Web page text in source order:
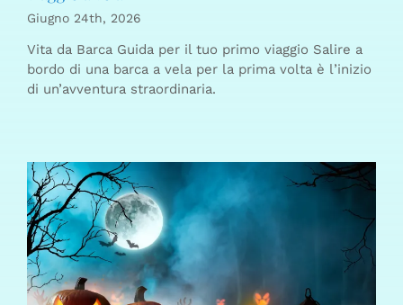
Giugno 24th, 2026
Vita da Barca Guida per il tuo primo viaggio Salire a
bordo di una barca a vela per la prima volta è l’inizio
di un’avventura straordinaria.